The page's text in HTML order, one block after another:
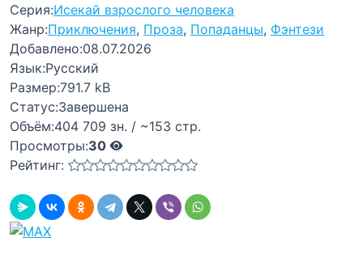
Серия:Исекай взрослого человека
Жанр:Приключения, Проза, Попаданцы, Фэнтези
Добавлено:08.07.2026
Язык:Русский
Размер:791.7 kB
Статус:Завершена
Объём:404 709 зн. / ~153 стр.
Просмотры:30
Рейтинг: